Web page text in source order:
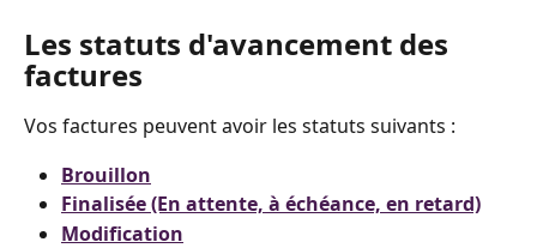
Les statuts d'avancement des
factures
Vos factures peuvent avoir les statuts suivants :
Brouillon
Finalisée (En attente, à échéance, en retard)
Modification